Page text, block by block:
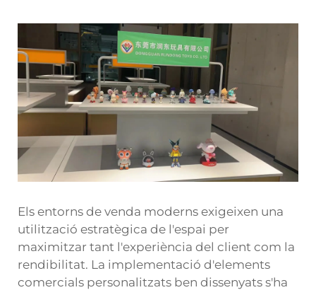
Els entorns de venda moderns exigeixen una
utilització estratègica de l'espai per
maximitzar tant l'experiència del client com la
rendibilitat. La implementació d'elements
comercials personalitzats ben dissenyats s'ha